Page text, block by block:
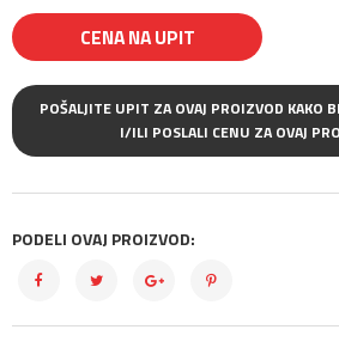
CENA NA UPIT
POŠALJITE UPIT ZA OVAJ PROIZVOD KAKO
I/ILI POSLALI CENU
PODELI OVAJ PROIZVOD: